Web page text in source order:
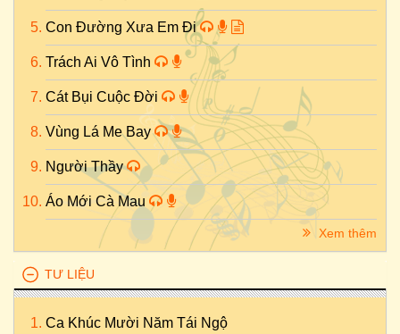
Con Đường Xưa Em Đi
Trách Ai Vô Tình
Cát Bụi Cuộc Đời
Vùng Lá Me Bay
Người Thầy
Áo Mới Cà Mau
Xem thêm
TƯ LIỆU
Ca Khúc Mười Năm Tái Ngộ